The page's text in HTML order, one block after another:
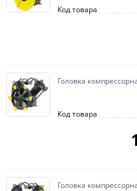
Код товара
Головка
Код товара
Головка